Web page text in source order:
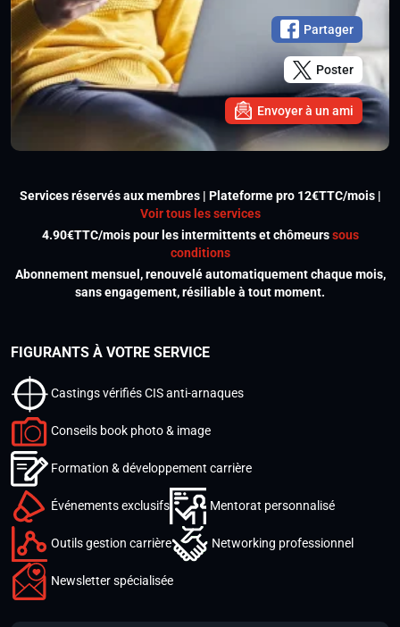
Partager
Poster
Envoyer à un ami
Services réservés aux membres | Plateforme pro 12€TTC/mois |
Voir tous les services
4.90€TTC/mois pour les intermittents et chômeurssous
conditions
Abonnement mensuel, renouvelé automatiquement chaque mois,
sans engagement, résiliable à tout moment.
FIGURANTS À VOTRE SERVICE
Castings vérifiés CIS anti-arnaques
Conseils book photo & image
Formation & développement carrière
Événements exclusifs Mentorat personnalisé
Outils gestion carrière Networking professionnel
Newsletter spécialisée